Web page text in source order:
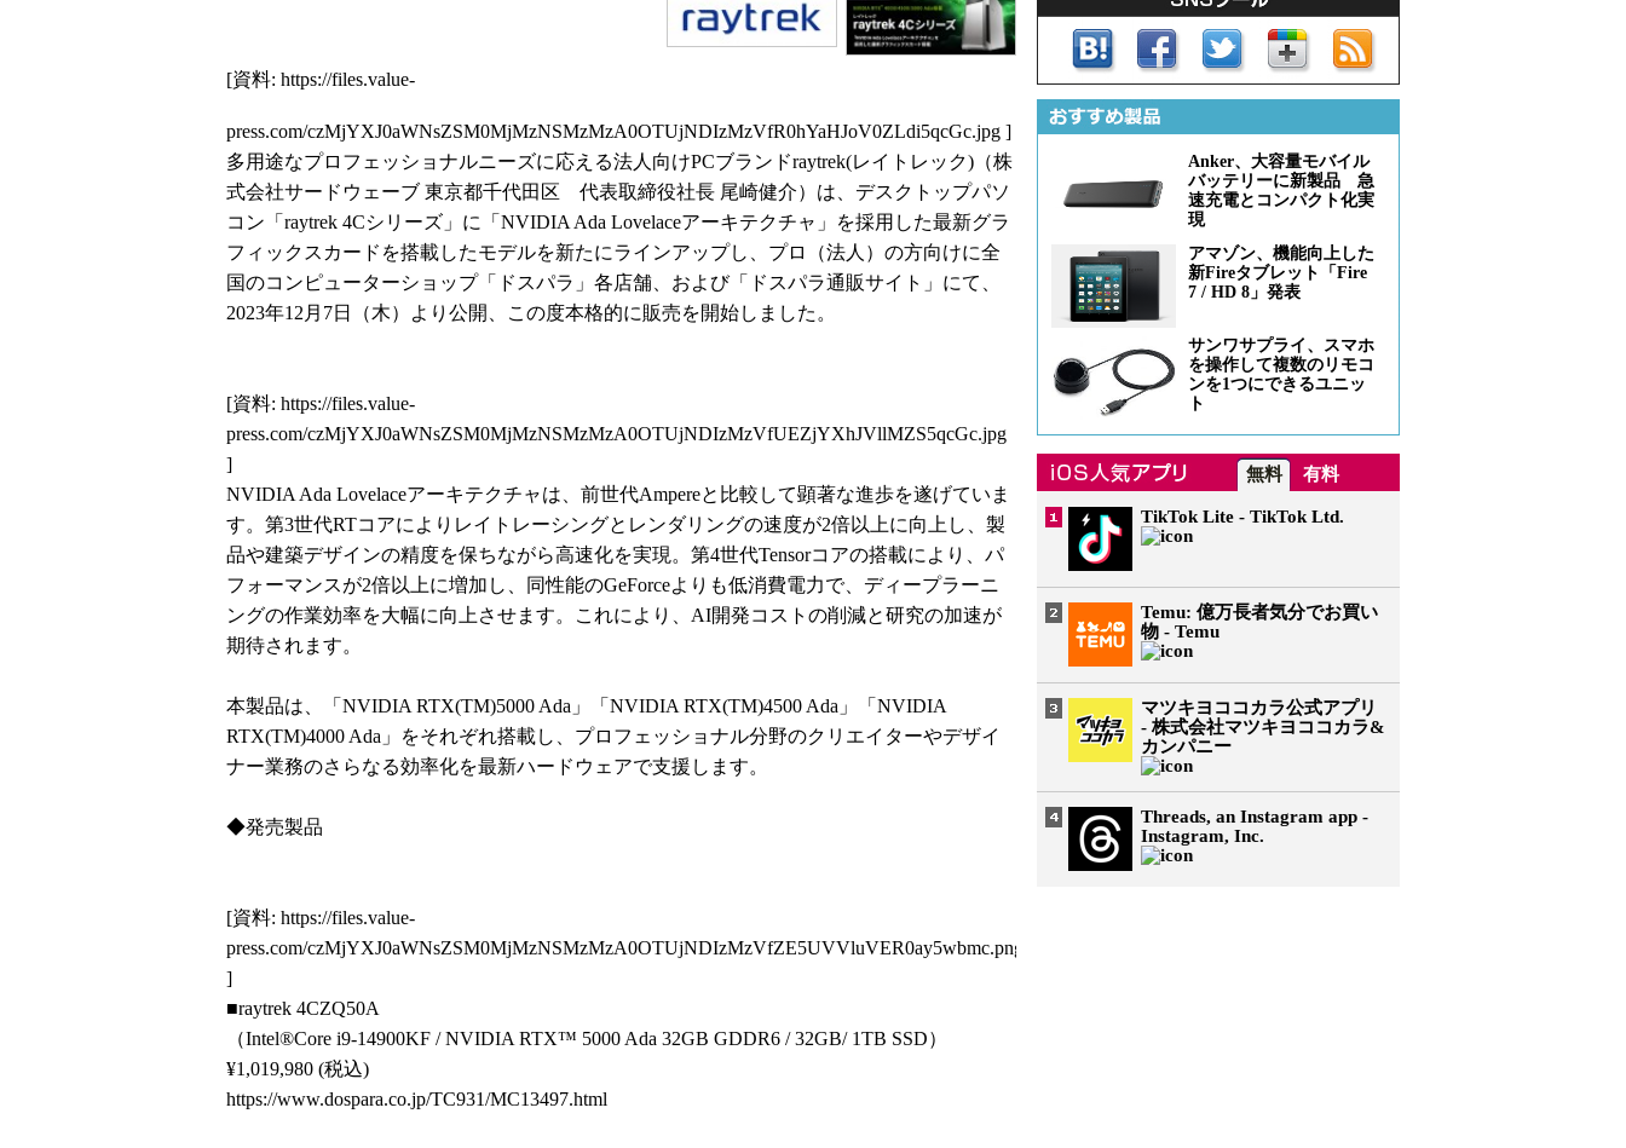
[資料: https://files.value-
press.com/czMjYXJ0aWNsZSM0MjMzNSMzMzA0OTUjNDIzMzVfR0hYaHJoV0ZLdi5qcGc.jpg ]
多用途なプロフェッショナルニーズに応える法人向けPCブランドraytrek(レイトレック)（株
式会社サードウェーブ 東京都千代田区 代表取締役社長 尾崎健介）は、デスクトップパソ
コン「raytrek 4Cシリーズ」に「NVIDIA Ada Lovelaceアーキテクチャ」を採用した最新グラ
フィックスカードを搭載したモデルを新たにラインアップし、プロ（法人）の方向けに全
国のコンピューターショップ「ドスパラ」各店舗、および「ドスパラ通販サイト」にて、
2023年12月7日（木）より公開、この度本格的に販売を開始しました。
[資料: https://files.value-
press.com/czMjYXJ0aWNsZSM0MjMzNSMzMzA0OTUjNDIzMzVfUEZjYXhJVllMZS5qcGc.jpg
]
NVIDIA Ada Lovelaceアーキテクチャは、前世代Ampereと比較して顕著な進歩を遂げていま
す。第3世代RTコアによりレイトレーシングとレンダリングの速度が2倍以上に向上し、製
品や建築デザインの精度を保ちながら高速化を実現。第4世代Tensorコアの搭載により、パ
フォーマンスが2倍以上に増加し、同性能のGeForceよりも低消費電力で、ディープラーニ
ングの作業効率を大幅に向上させます。これにより、AI開発コストの削減と研究の加速が
期待されます。
本製品は、「NVIDIA RTX(TM)5000 Ada」「NVIDIA RTX(TM)4500 Ada」「NVIDIA
RTX(TM)4000 Ada」をそれぞれ搭載し、プロフェッショナル分野のクリエイターやデザイ
ナー業務のさらなる効率化を最新ハードウェアで支援します。
◆発売製品
[資料: https://files.value-
press.com/czMjYXJ0aWNsZSM0MjMzNSMzMzA0OTUjNDIzMzVfZE5UVVluVER0ay5wbmc.png
]
■raytrek 4CZQ50A
（Intel®Core i9-14900KF / NVIDIA RTX™ 5000 Ada 32GB GDDR6 / 32GB/ 1TB SSD）
¥1,019,980 (税込)
https://www.dospara.co.jp/TC931/MC13497.html
Anker、大容量モバイル
バッテリーに新製品 急
速充電とコンパクト化実
現
アマゾン、機能向上した
新Fireタブレット「Fire
7 / HD 8」発表
サンワサプライ、スマホ
を操作して複数のリモコ
ンを1つにできるユニッ
ト
無料 有料
TikTok Lite - TikTok Ltd.
Temu: 億万長者気分でお買い
物 - Temu
マツキヨココカラ公式アプリ
- 株式会社マツキヨココカラ&
カンパニー
Threads, an Instagram app -
Instagram, Inc.